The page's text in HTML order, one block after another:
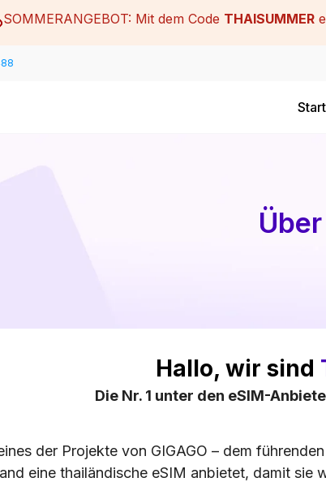
SOMMERANGEBOT: Mit dem Code THAISUMMER
Hallo, wir sind
Die Nr. 1 unter den eSIM-
der Projekte von GIGAGO – dem
eine thailändische eSIM anbietet, damit